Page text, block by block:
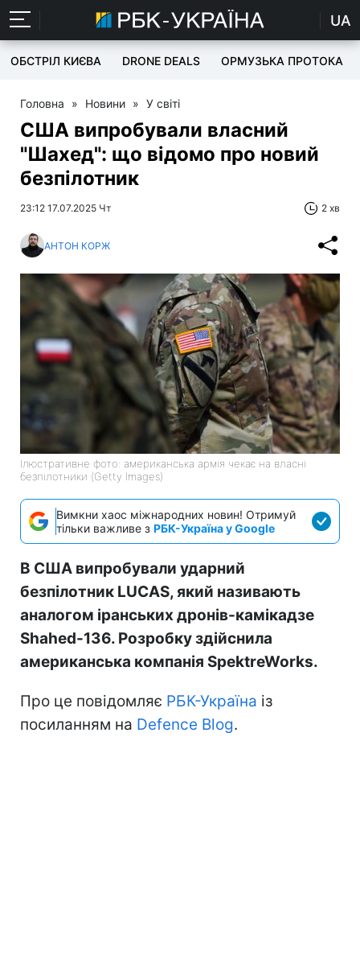
UA
ОБСТРІЛ КИЄВА DRONE DEALS ОРМУЗЬКА ПРОТОКА
Головна » Новини » У світі
США випробували власний
"Шахед": що відомо про новий
безпілотник
23:12 17.07.2025 Чт 2 хв
АНТОН КОРЖ
Ілюстративне фото: американська армія чекає на власні
безпілотники (Getty Images)
Вимкни хаос міжнародних новин! Отримуй
тільки важливе з РБК-Україна у Google
В США випробували ударний
безпілотник LUCAS, який називають
аналогом іранських дронів-камікадзе
Shahed-136. Розробку здійснила
американська компанія SpektreWorks.
Про це повідомляє РБК-Україна із
посиланням на Defence Blog.